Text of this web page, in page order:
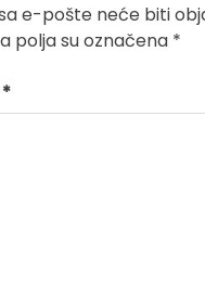
e-pošte neće biti
polja su označena *
*